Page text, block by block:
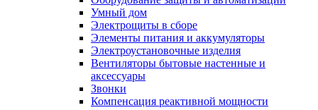
Умный дом
Электрощиты в сборе
Элементы питания и аккумуляторы
Электроустановочные изделия
Вентиляторы бытовые настенные и
аксессуары
Звонки
Компенсация реактивной мощности